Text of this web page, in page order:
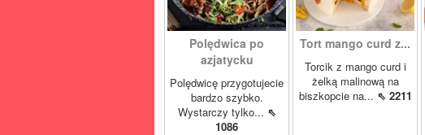
Polędwica po
azjatycku
Polędwicę przygotujecie
bardzo szybko.
Wystarczy tylko... ⇖
1086
Tort mango curd z...
Torcik z mango curd i
żelką malinową na
biszkopcie na... ⇖ 2211